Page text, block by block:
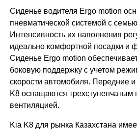
Сиденье водителя Ergo motion
пневматической системой с
Интенсивность их наполнения
идеально комфортной посадки и
Сиденье Ergo motion
боковую поддержку с учетом
скорости автомобиля. Передние
K8 оснащаются трехступенчатым
вентиляцией.
Kia K8 для рынка Казахстана